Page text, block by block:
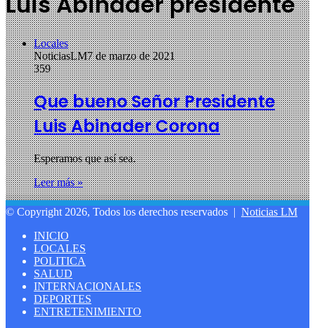
Locales
NoticiasLM7 de marzo de 2021
359
Que bueno Señor Presidente
Luis Abinader Corona
Esperamos que así sea.
Leer más »
© Copyright 2026, Todos los derechos reservados | Noticias LM
INICIO
LOCALES
POLITICA
SALUD
INTERNACIONALES
DEPORTES
ENTRETENIMIENTO